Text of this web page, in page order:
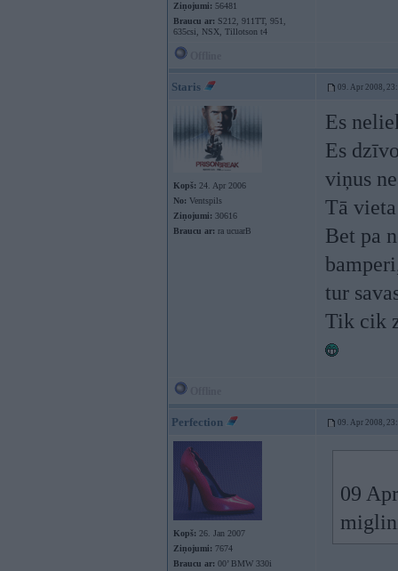
Ziņojumi: 56481
Braucu ar: S212, 911TT, 951,
635csi, NSX, Tillotson t4
Staris 09. Apr 2008,
Kopš: 24. Apr 2006
No: Ventspils
Ziņojumi: 30616
Braucu ar: ra ucuarB
Es
Es
viņus
Tā
Bet pa
tur
Tik cik
Perfection 09. Apr 2008,
Kopš: 26. Jan 2007
Ziņojumi: 7674
Braucu ar: 00’ BMW 330i
09